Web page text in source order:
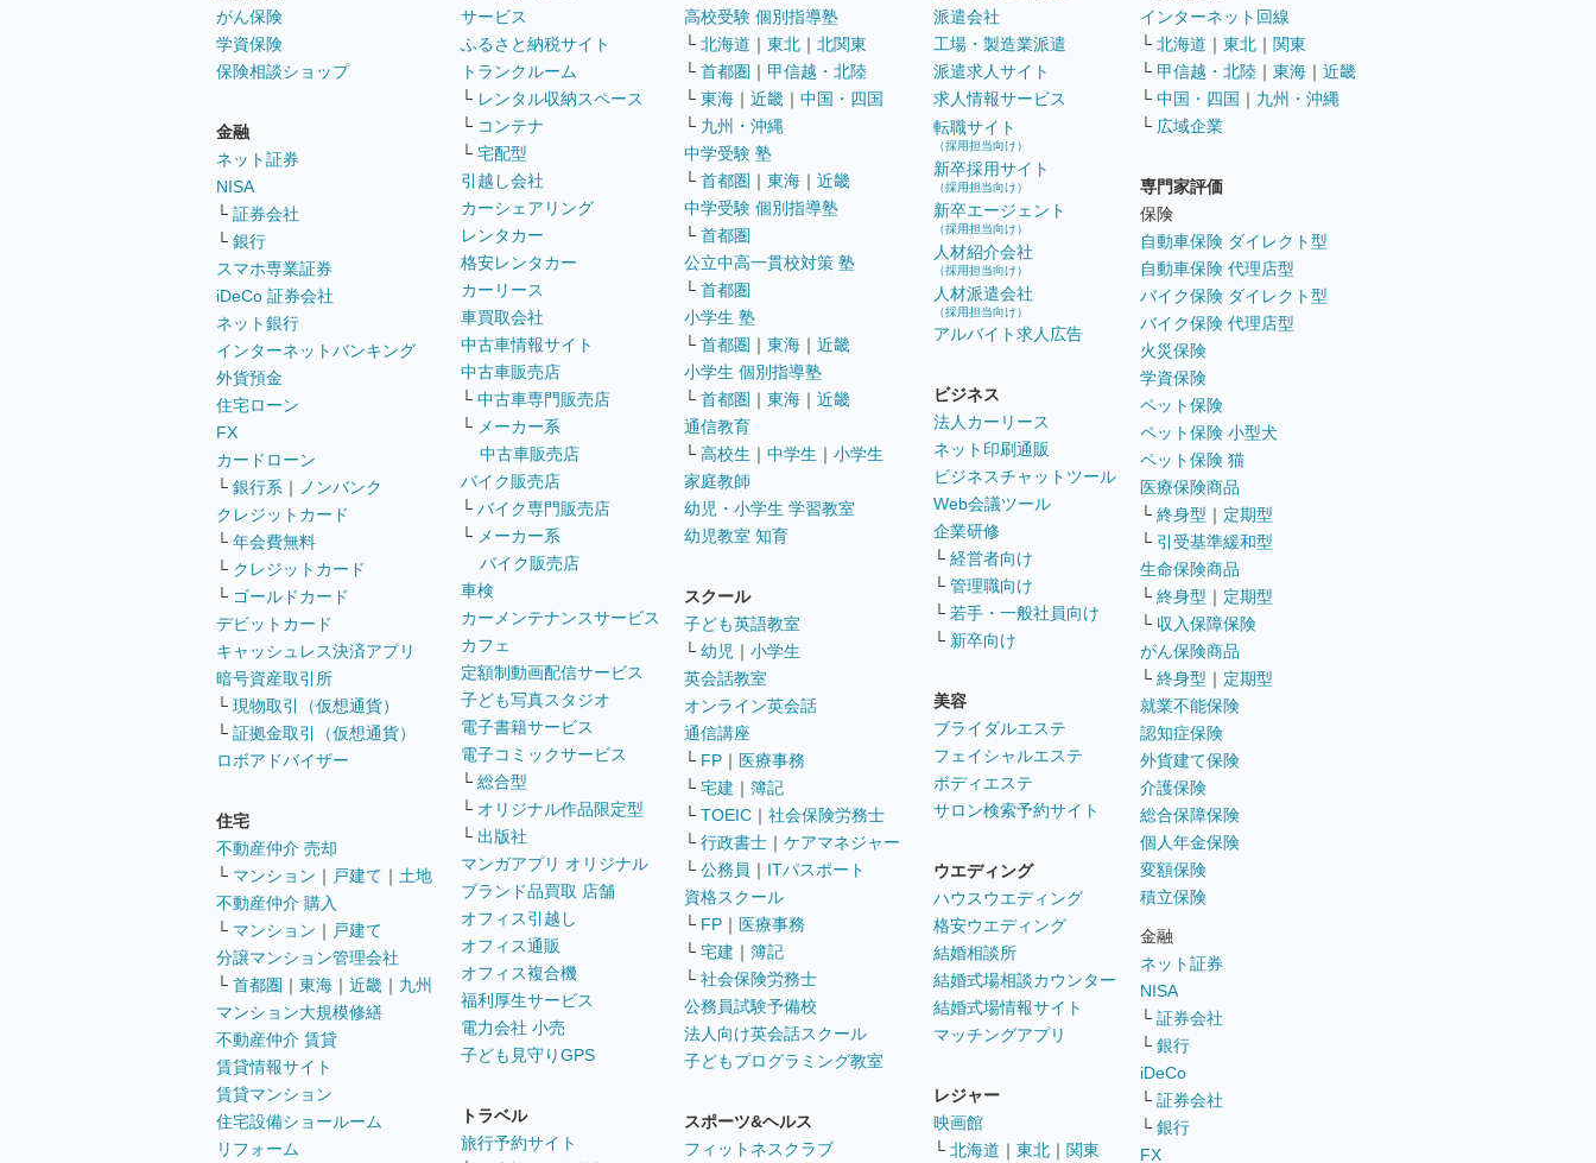
がん保険
学資保険
保険相談ショップ
金融
ネット証券
NISA
└ 証券会社
└ 銀行
スマホ専業証券
iDeCo 証券会社
ネット銀行
インターネットバンキング
外貨預金
住宅ローン
FX
カードローン
└ 銀行系 ｜
ノンバンク
クレジットカード
└ 年会費無料
└ クレジットカード
└ ゴールドカード
デビットカード
キャッシュレス決済アプリ
暗号資産取引所
└ 現物取引（仮想通貨）
└ 証拠金取引（仮想通貨）
ロボアドバイザー
住宅
不動産仲介 売却
└ マンション ｜ 戸建て ｜ 土地
不動産仲介 購入
└ マンション ｜ 戸建て
分譲マンション管理会社
└ 首都圏 ｜ 東海 ｜ 近畿 ｜ 九州
マンション大規模修繕
不動産仲介 賃貸
賃貸情報サイト
賃貸マンション
住宅設備ショールーム
リフォーム
サービス
ふるさと納税サイト
トランクルーム
└ レンタル収納スペース
└ コンテナ
└ 宅配型
引越し会社
カーシェアリング
レンタカー
格安レンタカー
カーリース
車買取会社
中古車情報サイト
中古車販売店
└ 中古車専門販売店
└ メーカー系
中古車販売店
バイク販売店
└ バイク専門販売店
└ メーカー系
バイク販売店
車検
カーメンテナンスサービス
カフェ
定額制動画配信サービス
子ども写真スタジオ
電子書籍サービス
電子コミックサービス
└ 総合型
└ オリジナル作品限定型
└ 出版社
マンガアプリ オリジナル
ブランド品買取 店舗
オフィス引越し
オフィス通販
オフィス複合機
福利厚生サービス
電力会社 小売
子ども見守りGPS
トラベル
旅行予約サイト
高校受験 個別指導塾
└ 北海道 ｜ 東北 ｜ 北関東
└ 首都圏 ｜ 甲信越・北陸
└ 東海 ｜ 近畿 ｜ 中国・四国
└ 九州・沖縄
中学受験 塾
└ 首都圏 ｜ 東海 ｜ 近畿
中学受験 個別指導塾
└ 首都圏
公立中高一貫校対策 塾
└ 首都圏
小学生 塾
└ 首都圏 ｜ 東海 ｜ 近畿
小学生 個別指導塾
└ 首都圏 ｜ 東海 ｜ 近畿
通信教育
└ 高校生 ｜ 中学生 ｜ 小学生
家庭教師
幼児・小学生 学習教室
幼児教室 知育
スクール
子ども英語教室
└ 幼児 ｜ 小学生
英会話教室
オンライン英会話
通信講座
└ FP ｜ 医療事務
└ 宅建 ｜ 簿記
└ TOEIC ｜ 社会保険労務士
└ 行政書士 ｜ ケアマネジャー
└ 公務員 ｜ ITパスポート
資格スクール
└ FP ｜ 医療事務
└ 宅建 ｜ 簿記
└ 社会保険労務士
公務員試験予備校
法人向け英会話スクール
子どもプログラミング教室
スポーツ&ヘルス
フィットネスクラブ
派遣会社
工場・製造業派遣
派遣求人サイト
求人情報サービス
転職サイト
（採用担当向け）
新卒採用サイト
（採用担当向け）
新卒エージェント
（採用担当向け）
人材紹介会社
（採用担当向け）
人材派遣会社
（採用担当向け）
アルバイト求人広告
ビジネス
法人カーリース
ネット印刷通販
ビジネスチャットツール
Web会議ツール
企業研修
└ 経営者向け
└ 管理職向け
└ 若手・一般社員向け
└ 新卒向け
美容
ブライダルエステ
フェイシャルエステ
ボディエステ
サロン検索予約サイト
ウエディング
ハウスウエディング
格安ウエディング
結婚相談所
結婚式場相談カウンター
結婚式場情報サイト
マッチングアプリ
レジャー
映画館
└ 北海道 ｜ 東北 ｜ 関東
インターネット回線
└ 北海道 ｜ 東北 ｜ 関東
└ 甲信越・北陸 ｜ 東海 ｜ 近畿
└ 中国・四国 ｜ 九州・沖縄
└ 広域企業
専門家評価
保険
自動車保険 ダイレクト型
自動車保険 代理店型
バイク保険 ダイレクト型
バイク保険 代理店型
火災保険
学資保険
ペット保険
ペット保険 小型犬
ペット保険 猫
医療保険商品
└ 終身型 ｜ 定期型
└ 引受基準緩和型
生命保険商品
└ 終身型 ｜ 定期型
└ 収入保障保険
がん保険商品
└ 終身型 ｜ 定期型
就業不能保険
認知症保険
外貨建て保険
介護保険
総合保障保険
個人年金保険
変額保険
積立保険
金融
ネット証券
NISA
└ 証券会社
└ 銀行
iDeCo
└ 証券会社
└ 銀行
FX